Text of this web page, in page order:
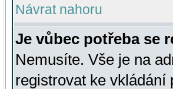
Návrat nahoru
Je vůbec potřeba se
Nemusíte. Vše je na
registrovat ke vkládání